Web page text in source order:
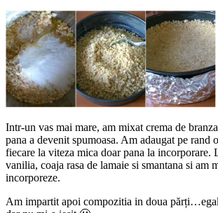
Intr-un vas mai mare, am mixat crema de
pana a devenit spumoasa. Am adaugat pe rand
fiecare la viteza mica doar pana la incorporare.
vanilia, coaja rasa de lamaie si smantana si am
incorporeze.
Am impartit apoi compozitia in doua